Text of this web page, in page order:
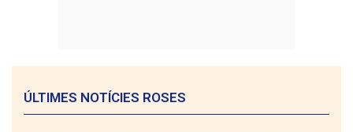
ÚLTIMES NOTÍCIES ROSES